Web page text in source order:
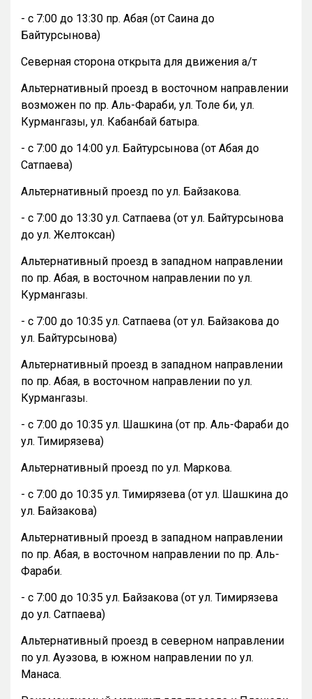
- с 7:00 до 13:30 пр. Абая (от Саина до
Байтурсынова)
Северная сторона открыта для движения а/т
Альтернативный проезд в восточном направлении
возможен по пр. Аль-Фараби, ул. Толе би, ул.
Курмангазы, ул. Кабанбай батыра.
- с 7:00 до 14:00 ул. Байтурсынова (от Абая до
Сатпаева)
Альтернативный проезд по ул. Байзакова.
- с 7:00 до 13:30 ул. Сатпаева (от ул. Байтурсынова
до ул. Желтоксан)
Альтернативный проезд в западном направлении
по пр. Абая, в восточном направлении по ул.
Курмангазы.
- с 7:00 до 10:35 ул. Сатпаева (от ул. Байзакова до
ул. Байтурсынова)
Альтернативный проезд в западном направлении
по пр. Абая, в восточном направлении по ул.
Курмангазы.
- с 7:00 до 10:35 ул. Шашкина (от пр. Аль-Фараби до
ул. Тимирязева)
Альтернативный проезд по ул. Маркова.
- с 7:00 до 10:35 ул. Тимирязева (от ул. Шашкина до
ул. Байзакова)
Альтернативный проезд в западном направлении
по пр. Абая, в восточном направлении по пр. Аль-
Фараби.
- с 7:00 до 10:35 ул. Байзакова (от ул. Тимирязева
до ул. Сатпаева)
Альтернативный проезд в северном направлении
по ул. Ауэзова, в южном направлении по ул.
Манаса.